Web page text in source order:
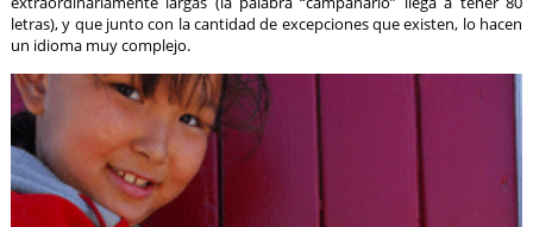
letras), y que junto con la cantidad de excepciones que existen, lo hacen
un idioma muy complejo.